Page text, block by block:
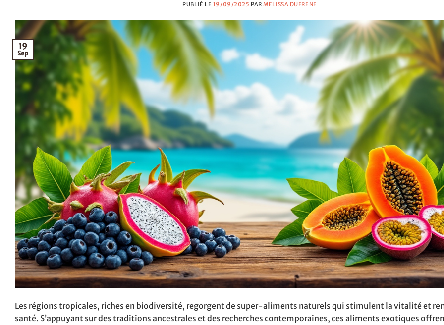
PUBLIÉ LE 19/09/2025 PARMELISSA DUFRENE
19
Sep
Les régions tropicales, riches en biodiversité, regorgent de super-aliments naturels qui stimulent la vitalité et
santé. S’appuyant sur des traditions ancestrales et des recherches contemporaines, ces aliments exotiques